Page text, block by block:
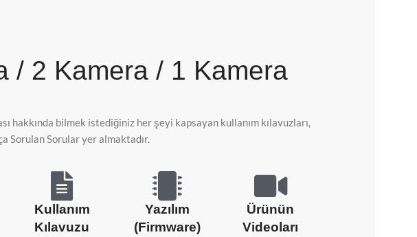
/ 2 Kamera / 1 Kamera
hakkında bilmek istediğiniz her şeyi kapsayan kullanım kılavuzları,
Sorulan Sorular yer almaktadır.
Kullanım
Kılavuzu
Yazılım
(Firmware)
Ürünün
Videoları